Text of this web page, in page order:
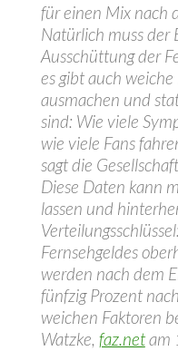
für einen Mix nach
Natürlich muss der
Ausschüttung der
es gibt auch
ausmachen und
sind: Wie viele
wie viele Fans
sagt die
Diese Daten kann
lassen und
Fernsehgeldes
werden nach dem
fünfzig Prozent
weichen Faktoren
Watzke, faz.netam